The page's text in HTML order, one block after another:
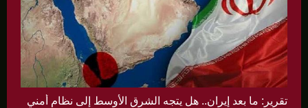
تقرير: ما بعد إيران.. هل يتجه الشرق الأوسط إلى نظام أمني